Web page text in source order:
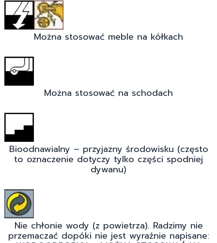
Można stosować meble na kółkach
Można stosować na schodach
Bioodnawialny – przyjazny środowisku (często
to oznaczenie dotyczy tylko części spodniej
dywanu)
Nie chłonie wody (z powietrza). Radzimy nie
przemaczać dopóki nie jest wyraźnie napisane: